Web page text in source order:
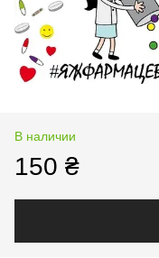
В наличии
150 ₴